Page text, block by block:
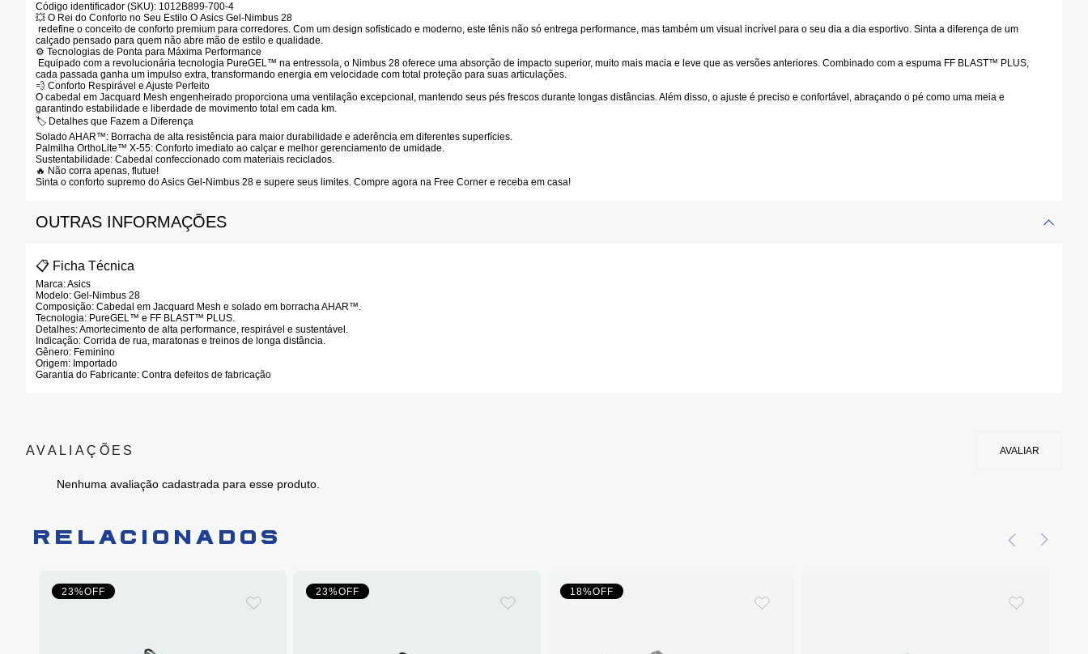
Código identificador (SKU): 1012B899-700-4
💥 O Rei do Conforto no Seu Estilo O Asics Gel-Nimbus 28
redefine o conceito de conforto premium para corredores. Com um design sofisticado e moderno, este tênis não só entrega performance, mas também um visual incrível para o seu dia a dia esportivo. Sinta a diferença de um
calçado pensado para quem não abre mão de estilo e qualidade.
⚙️ Tecnologias de Ponta para Máxima Performance
Equipado com a revolucionária tecnologia PureGEL™ na entressola, o Nimbus 28 oferece uma absorção de impacto superior, muito mais macia e leve que as versões anteriores. Combinado com a espuma FF BLAST™ PLUS,
cada passada ganha um impulso extra, transformando energia em velocidade com total proteção para suas articulações.
💨 Conforto Respirável e Ajuste Perfeito
O cabedal em Jacquard Mesh engenheirado proporciona uma ventilação excepcional, mantendo seus pés frescos durante longas distâncias. Além disso, o ajuste é preciso e confortável, abraçando o pé como uma meia e
garantindo estabilidade e liberdade de movimento total em cada km.
🏷️ Detalhes que Fazem a Diferença
Solado AHAR™: Borracha de alta resistência para maior durabilidade e aderência em diferentes superfícies.
Palmilha OrthoLite™ X-55: Conforto imediato ao calçar e melhor gerenciamento de umidade.
Sustentabilidade: Cabedal confeccionado com materiais reciclados.
🔥 Não corra apenas, flutue!
Sinta o conforto supremo do Asics Gel-Nimbus 28 e supere seus limites. Compre agora na Free Corner e receba em casa!
OUTRAS INFORMAÇÕES
📋 Ficha Técnica
Marca:Asics
Modelo: Gel-Nimbus 28
Composição: Cabedal em Jacquard Mesh e solado em borracha AHAR™.
Tecnologia: PureGEL™ e FF BLAST™ PLUS.
Detalhes:Amortecimento de alta performance, respirável e sustentável.
Indicação: Corrida de rua, maratonas e treinos de longa distância.
Gênero: Feminino
Origem: Importado
Garantia do Fabricante: Contra defeitos de fabricação
Nenhuma avaliação cadastrada para esse produto.
RELACIONADOS
23%OFF 23%OFF 18%OFF